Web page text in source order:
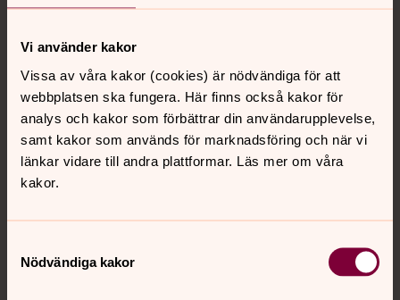
Vi använder kakor
Vissa av våra kakor (cookies) är nödvändiga för att
webbplatsen ska fungera. Här finns också kakor för
analys och kakor som förbättrar din användarupplevelse,
samt kakor som används för marknadsföring och när vi
länkar vidare till andra plattformar. Läs mer om våra
kakor.
Nödvändiga kakor
Kontakt
Kalender